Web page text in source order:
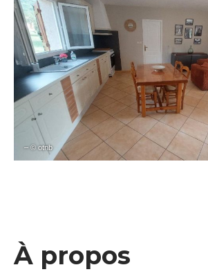
– © otnb
À propos